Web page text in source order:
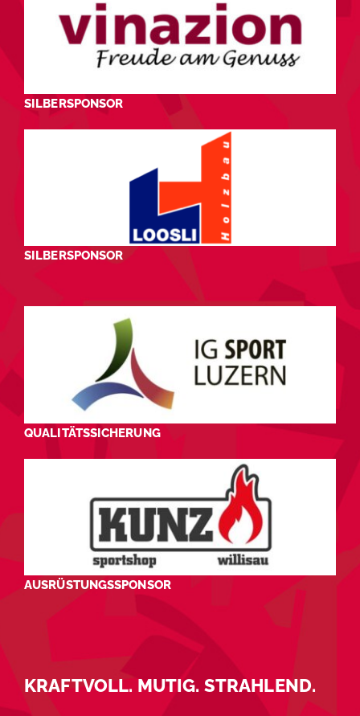
SILBERSPONSOR
SILBERSPONSOR
QUALITÄTSSICHERUNG
AUSRÜSTUNGSSPONSOR
KRAFTVOLL. MUTIG. STRAHLEND.